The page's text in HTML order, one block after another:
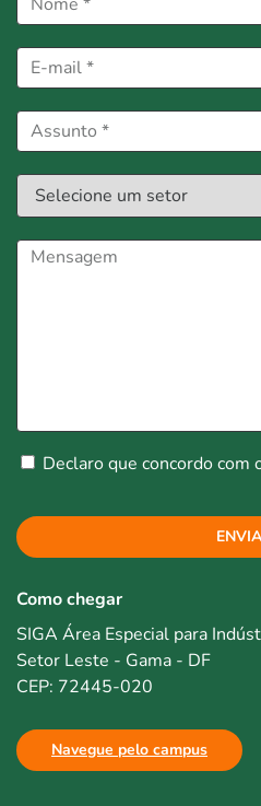
Declaro que concordo com
Como chegar
SIGA Área Especial para
Setor Leste - Gama - DF
CEP: 72445-020
Navegue pelo campus